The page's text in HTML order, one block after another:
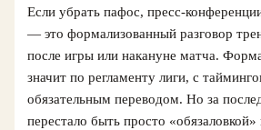
Если убрать пафос, пресс-
— это формализованный разговор
после игры или накануне матча.
значит по регламенту лиги, с
обязательным переводом. Но за
перестало быть просто «обязаловкой»